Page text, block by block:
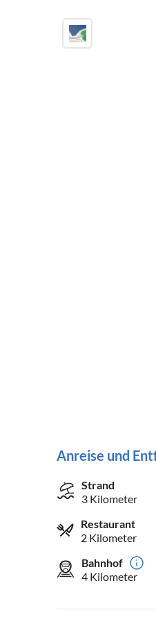
Anreise und
Strand
3 Kilometer
Restaurant
2 Kilometer
Bahnhof
4 Kilometer